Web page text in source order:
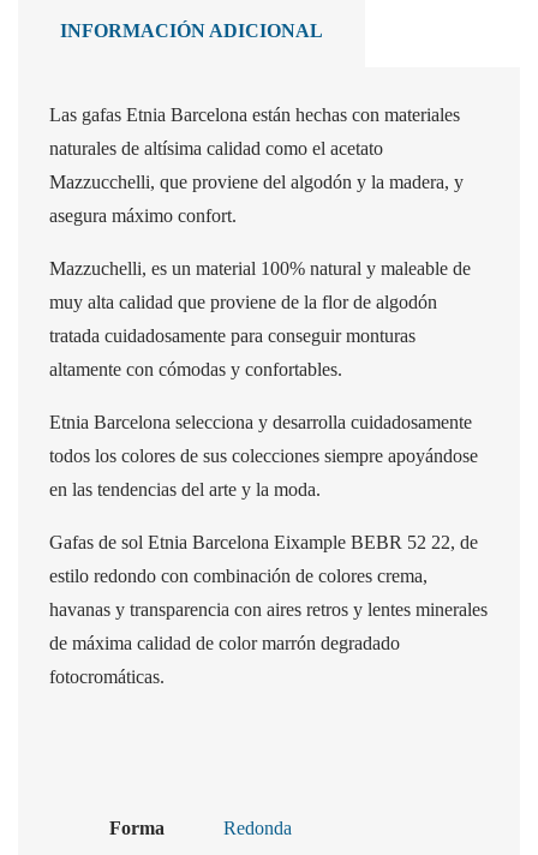
INFORMACIÓN ADICIONAL
Las gafas Etnia Barcelona están hechas con materiales
naturales de altísima calidad como el acetato
Mazzucchelli, que proviene del algodón y la madera, y
asegura máximo confort.
Mazzuchelli, es un material 100% natural y maleable de
muy alta calidad que proviene de la flor de algodón
tratada cuidadosamente para conseguir monturas
altamente con cómodas y confortables.
Etnia Barcelona selecciona y desarrolla cuidadosamente
todos los colores de sus colecciones siempre apoyándose
en las tendencias del arte y la moda.
Gafas de sol Etnia Barcelona Eixample BEBR 52 22, de
estilo redondo con combinación de colores crema,
havanas y transparencia con aires retros y lentes minerales
de máxima calidad de color marrón degradado
fotocromáticas.
Forma
Redonda